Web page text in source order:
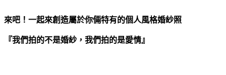
來吧！一起來創造屬於你倆特有的個人風格婚紗照
『我們拍的不是婚紗，我們拍的是愛情』